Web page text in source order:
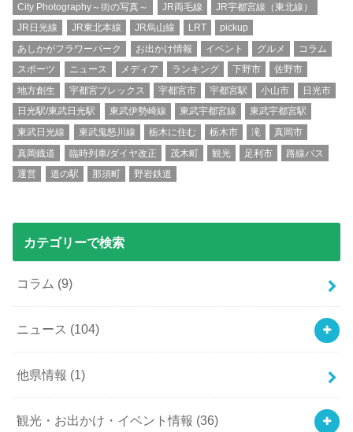
City Photography～街の写真～ JR両毛線
JR宇都宮線（東北線）
JR日光線
JR東北本線 JR烏山線 LRT
pickup
あしかがフラワーパーク
お出かけ情報 イベント グルメ
コラム
スポーツ
ニュース メディア ランキング 下野市
佐野市
地方創生
宇都宮ブレックス 宇都宮市 宇都宮駅 小山市
日光市
日光駅/東武日光駅
東武伊勢崎線 東武宇都宮線
東武宇都宮駅
東武日光線
東武鬼怒川線 栃木に住む 栃木市 滝
真岡市
真岡鐡道
臨時列車/ダイヤ改正 茂木町 観光 足利市
路線バス
運営
道の駅 那須町 野岩鉄道
カテゴリーで検索
コラム (9)
ニュース (104)
他県情報 (1)
観光・お出かけ・イベント情報 (36)